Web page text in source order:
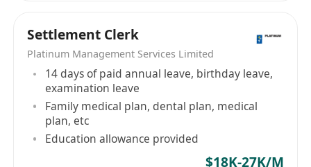
Settlement Clerk
Platinum Management Services Limited
14 days of paid annual leave, birthday leave,
examination leave
Family medical plan, dental plan, medical
plan, etc
Education allowance provided
$18K-27K/M